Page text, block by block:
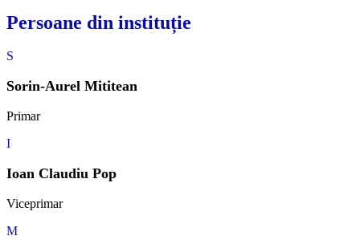
Persoane din instituție
S
Sorin-Aurel Mititean
Primar
I
Ioan Claudiu Pop
Viceprimar
M